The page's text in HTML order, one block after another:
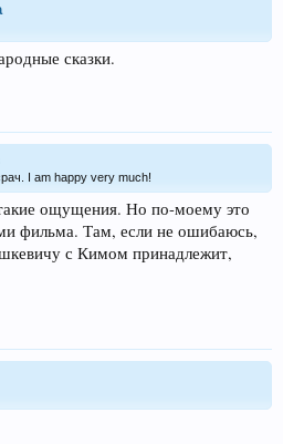
сказки.
I am happy very much!
ощущения. Но по-моему это
фильма. Там, если не ошибаюсь,
с Кимом принадлежит,